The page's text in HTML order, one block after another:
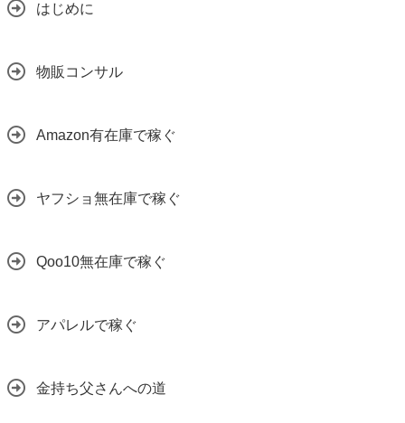
はじめに
物販コンサル
Amazon有在庫で稼ぐ
ヤフショ無在庫で稼ぐ
Qoo10無在庫で稼ぐ
アパレルで稼ぐ
金持ち父さんへの道